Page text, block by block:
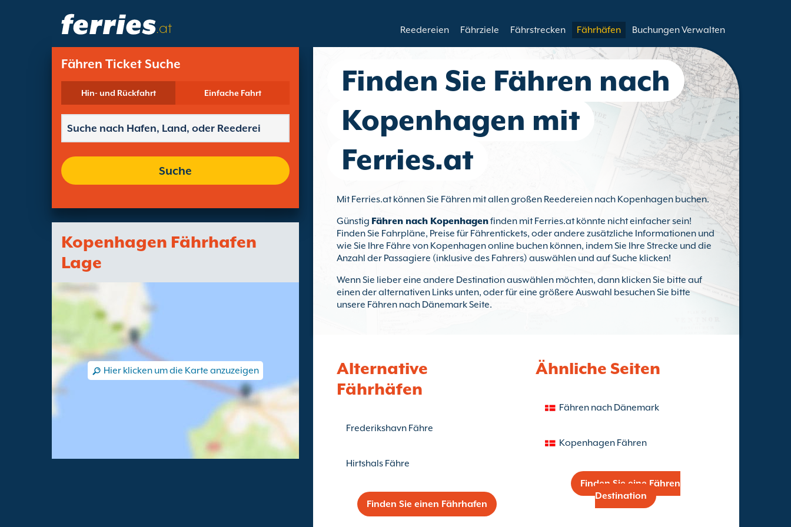
.at Reedereien Fährziele Fährstrecken Fährhäfen Buchungen Verwalten
Fähren Ticket Suche
Hin- und Rückfahrt Einfache Fahrt
Suche
Kopenhagen Fährhafen
Lage
Hier klicken um die Karte anzuzeigen
Finden Sie Fähren nach
Kopenhagen mit
Ferries.at
Mit Ferries.at können Sie Fähren mit allen großen Reedereien nach Kopenhagen buchen.
Günstig Fähren nach Kopenhagenfinden mit Ferries.at könnte nicht einfacher sein!
Finden Sie Fahrpläne, Preise für Fährentickets, oder andere zusätzliche Informationen und
wie Sie Ihre Fähre von Kopenhagen online buchen können, indem Sie Ihre Strecke und die
Anzahl der Passagiere (inklusive des Fahrers) auswählen und auf Suche klicken!
Wenn Sie lieber eine andere Destination auswählen möchten, dann klicken Sie bitte auf
einen der alternativen Links unten, oder für eine größere Auswahl besuchen Sie bitte
unsere Fähren nach Dänemark Seite.
Alternative
Fährhäfen
Frederikshavn Fähre
Hirtshals Fähre
Finden Sie einen Fährhafen
Ähnliche Seiten
Fähren nach Dänemark
Kopenhagen Fähren
Finden Sie eine Fähren
Destination